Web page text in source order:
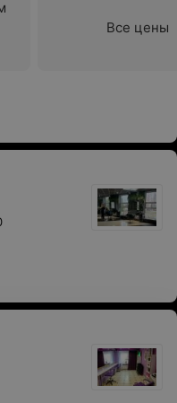
дней,
с
со
Все цены